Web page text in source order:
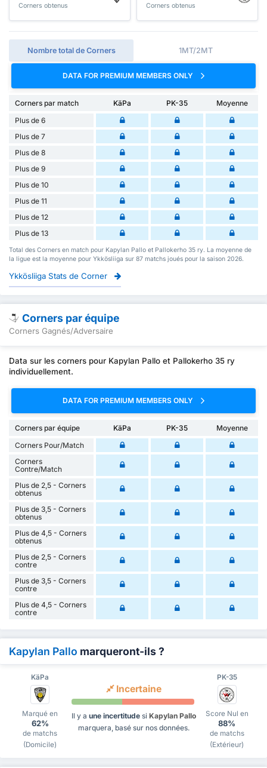
Corners obtenus Corners obtenus
Nombre total de Corners 1MT/2MT
DATA FOR PREMIUM MEMBERS ONLY
Corners par match KäPa PK-35
Moyenne
Plus de 6
Plus de 7
Plus de 8
Plus de 9
Plus de 10
Plus de 11
Plus de 12
Plus de 13
Total des Corners en match pour Kapylan Pallo et Pallokerho 35 ry. La moyenne de
la ligue est la moyenne pour Ykkösliiga sur 87 matchs joués pour la saison 2026.
Ykkösliiga Stats de Corner
Corners par équipe
Corners Gagnés/Adversaire
Data sur les corners pour Kapylan Pallo et Pallokerho 35 ry
individuellement.
DATA FOR PREMIUM MEMBERS ONLY
Corners par équipe KäPa PK-35
Moyenne
Corners Pour/Match
Corners
Contre/Match
Plus de 2,5 - Corners
obtenus
Plus de 3,5 - Corners
obtenus
Plus de 4,5 - Corners
obtenus
Plus de 2,5 - Corners
contre
Plus de 3,5 - Corners
contre
Plus de 4,5 - Corners
contre
Kapylan Pallo marqueront-ils ?
KäPa PK-35
Marqué en
62%
de matchs
(Domicile)
Incertaine
Il y a une incertitudesi Kapylan Pallo
marquera, basé sur nos données.
Score Nul en
88%
de matchs
(Extérieur)